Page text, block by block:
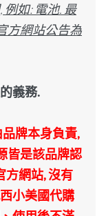
如: 電池. 最
方網站公告為
義務.
牌本身負責,
皆是該品牌認
方網站, 沒有
小美國代購